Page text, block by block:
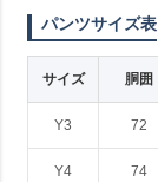
パンツサイズ表
サイズ 胴囲
Y3 72
Y4 74